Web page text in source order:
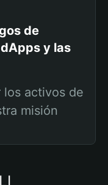
de
y las
activos de
misión